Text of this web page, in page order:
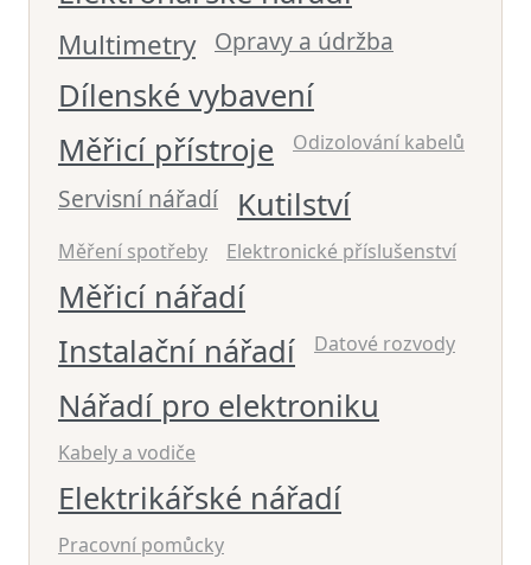
Multimetry Opravy a údržba
Dílenské vybavení
Měřicí přístroje
Odizolování kabelů
Servisní nářadí Kutilství
Měření spotřeby Elektronické příslušenství
Měřicí nářadí
Instalační nářadí
Datové rozvody
Nářadí pro elektroniku
Kabely a vodiče
Elektrikářské nářadí
Pracovní pomůcky